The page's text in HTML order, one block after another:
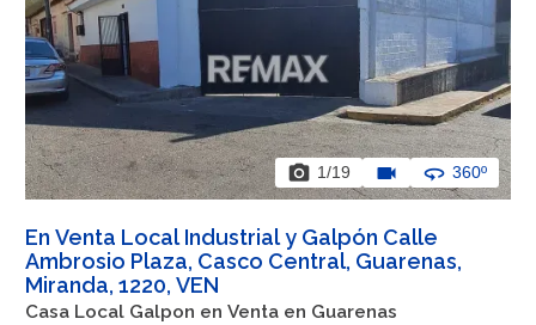
photo_camera 1/19 videocam 360 360º
En Venta Local Industrial y Galpón Calle
Ambrosio Plaza, Casco Central, Guarenas,
Miranda, 1220, VEN
Casa Local Galpon en Venta en Guarenas